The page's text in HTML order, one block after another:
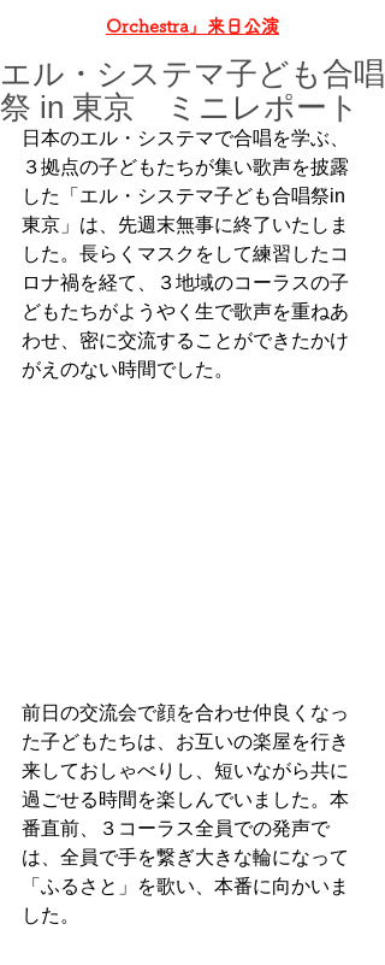
Orchestra」来日公演
エル・システマ子ども合唱
祭 in 東京 ミニレポート
日本のエル・システマで合唱を学ぶ、
３拠点の子どもたちが集い歌声を披露
した「エル・システマ子ども合唱祭in
東京」は、先週末無事に終了いたしま
した。長らくマスクをして練習したコ
ロナ禍を経て、３地域のコーラスの子
どもたちがようやく生で歌声を重ねあ
わせ、密に交流することができたかけ
がえのない時間でした。
前日の交流会で顔を合わせ仲良くなっ
た子どもたちは、お互いの楽屋を行き
来しておしゃべりし、短いながら共に
過ごせる時間を楽しんでいました。本
番直前、３コーラス全員での発声で
は、全員で手を繋ぎ大きな輪になって
「ふるさと」を歌い、本番に向かいま
した。